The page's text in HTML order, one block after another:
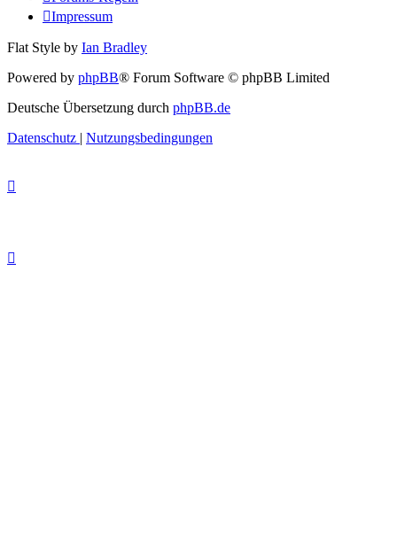
Impressum
Flat Style by Ian Bradley
Powered by phpBB® Forum Software © phpBB Limited
Deutsche Übersetzung durch phpBB.de
Datenschutz | Nutzungsbedingungen